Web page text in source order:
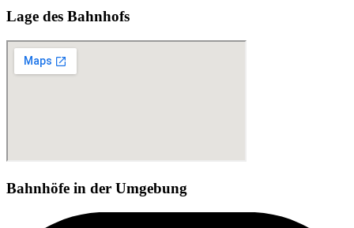
Lage des Bahnhofs
Bahnhöfe in der Umgebung